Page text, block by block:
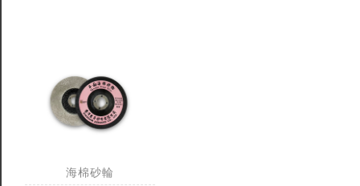
海棉砂輪